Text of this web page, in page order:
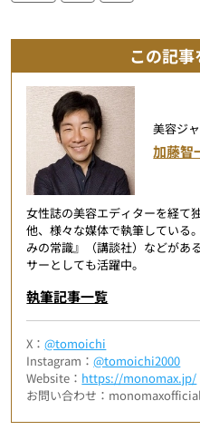
この記
美容ジ
加藤智
女性誌の美容エディターを経て
他、様々な媒体で執筆している
みの常識』（講談社）などがあ
サーとしても活躍中。
執筆記事一覧
X：@tomoichi
Instagram：@tomoichi2000
Website： https://monomax.jp/
お問い合わせ：